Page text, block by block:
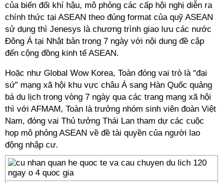
của biến đổi khí hậu, mô phỏng các cấp hội nghị diễn ra
chính thức tại ASEAN theo đúng format của quỹ ASEAN
sử dụng thì Jenesys là chương trình giao lưu các nước
Đông Á tại Nhật bản trong 7 ngày với nội dung đề cập
đến cộng đồng kinh tế ASEAN.
Hoặc như Global Wow Korea, Toàn đóng vai trò là “đại
sứ” mạng xã hội khu vực châu Á sang Hàn Quốc quảng
bá du lịch trong vòng 7 ngày qua các trang mạng xã hội
thì với AFMAM, Toàn là trưởng nhóm sinh viên đoàn Việt
Nam, đóng vai Thủ tưởng Thái Lan tham dự các cuộc
họp mô phỏng ASEAN về đề tài quyền của người lao
động nhập cư.